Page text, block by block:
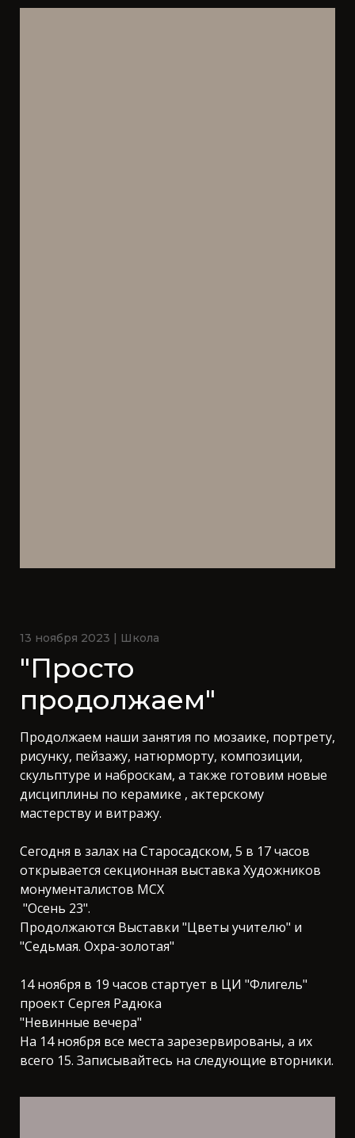
13 ноября 2023 | Школа
"Просто
продолжаем"
Продолжаем наши занятия по мозаике, портрету,
рисунку, пейзажу, натюрморту, композиции,
скульптуре и наброскам, а также готовим новые
дисциплины по керамике , актерскому
мастерству и витражу.
Сегодня в залах на Старосадском, 5 в 17 часов
открывается секционная выставка Художников
монументалистов МСХ
"Осень 23".
Продолжаются Выставки "Цветы учителю" и
"Седьмая. Охра-золотая"
14 ноября в 19 часов стартует в ЦИ "Флигель"
проект Сергея Радюка
"Невинные вечера"
На 14 ноября все места зарезервированы, а их
всего 15. Записывайтесь на следующие вторники.